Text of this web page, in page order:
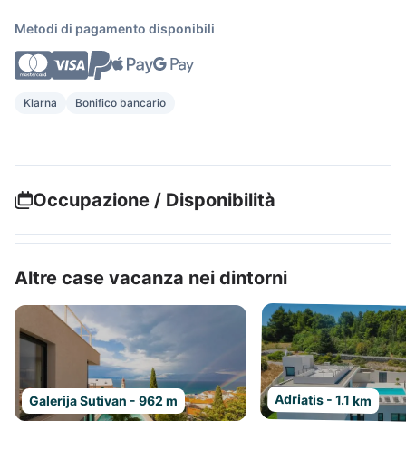
Metodi di pagamento disponibili
Klarna Bonifico bancario
Occupazione / Disponibilità
Altre case vacanza nei dintorni
Galerija Sutivan - 962 m Adriatis - 1.1 km